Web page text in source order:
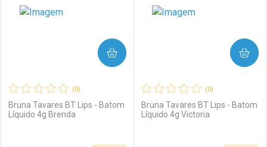
(0)
Bruna Tavares BT Lips - Batom
Líquido 4g Brenda
COMPRAR
(0)
Bruna Tavares BT Lips - Batom
Líquido 4g Victoria
COMPRAR